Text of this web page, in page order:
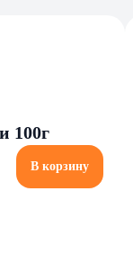
100г
В корзину